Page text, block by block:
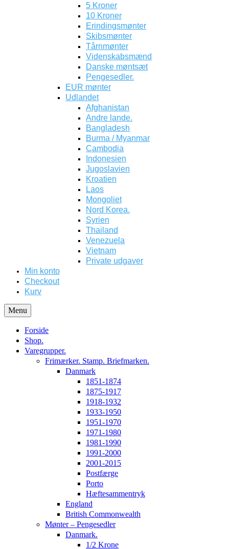
5 Kroner
10 Kroner
Erindingsmønter
Skibsmønter
Tårnmønter
Videnskabsmænd
Danske møntsæt
Pengesedler.
EUR mønter
Udlandet
Afghanistan
Andre lande.
Bangladesh
Burma / Myanmar
Cambodia
Indonesien
Jugoslavien
Kroatien
Laos
Mongoliet
Nord Korea.
Syrien
Thailand
Venezuela
Vietnam
Private udgaver
Min konto
Checkout
Kurv
Menu
Forside
Shop.
Varegrupper.
Frimærker. Stamp. Briefmarken.
Danmark
1851-1874
1875-1917
1918-1932
1933-1950
1951-1970
1971-1980
1981-1990
1991-2000
2001-2015
Postfærge
Porto
Hæftesammentryk
England
British Commonwealth
Mønter – Pengesedler
Danmark.
1/2 Krone